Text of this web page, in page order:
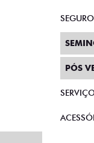
SEGURO
PÓS